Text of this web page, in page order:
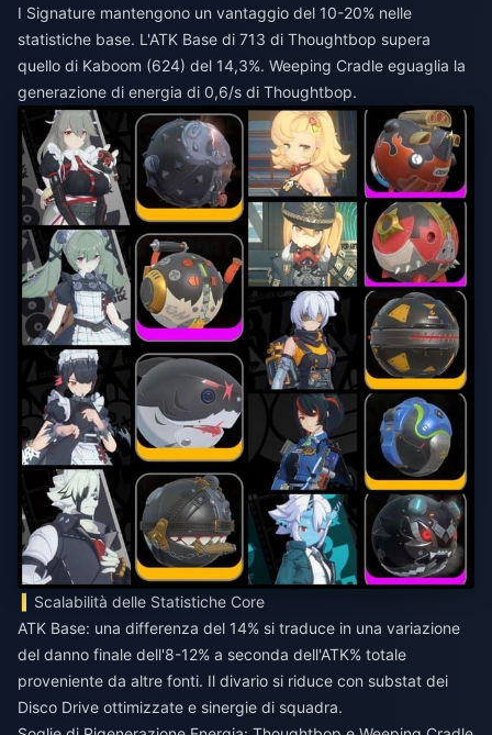
I Signature mantengono un vantaggio del 10-20% nelle
statistiche base. L'ATK Base di 713 di Thoughtbop supera
quello di Kaboom (624) del 14,3%. Weeping Cradle eguaglia la
generazione di energia di 0,6/s di Thoughtbop.
Scalabilità delle Statistiche Core
ATK Base: una differenza del 14% si traduce in una variazione
del danno finale dell'8-12% a seconda dell'ATK% totale
proveniente da altre fonti. Il divario si riduce con substat dei
Disco Drive ottimizzate e sinergie di squadra.